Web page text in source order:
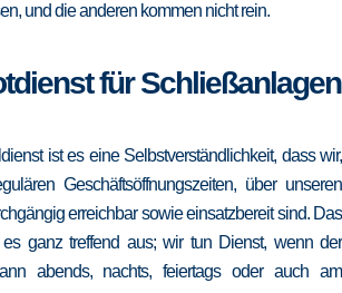
und die anderen kommen nicht rein.
für Schließanlagen
ist es eine Selbstverständlichkeit, dass wir,
Geschäftsöffnungszeiten, über unseren
erreichbar sowie einsatzbereit sind. Das
ganz treffend aus; wir tun Dienst, wenn der
abends, nachts, feiertags oder auch am